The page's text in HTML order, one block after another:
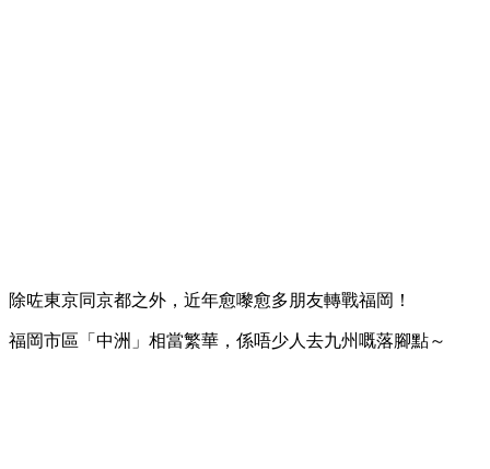
除咗東京同京都之外，近年愈嚟愈多朋友轉戰福岡！
福岡市區「中洲」相當繁華，係唔少人去九州嘅落腳點～